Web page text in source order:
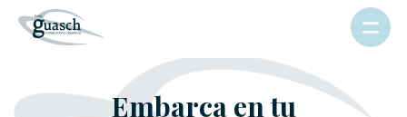
Embarca en tu